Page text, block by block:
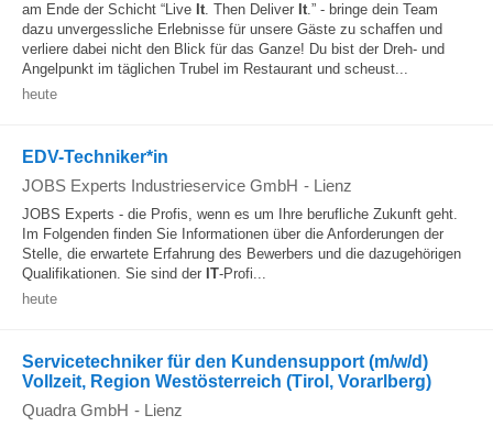
am Ende der Schicht “Live It. Then Deliver It.” - bringe dein Team
dazu unvergessliche Erlebnisse für unsere Gäste zu schaffen und
verliere dabei nicht den Blick für das Ganze! Du bist der Dreh- und
Angelpunkt im täglichen Trubel im Restaurant und scheust...
heute
EDV-Techniker*in
JOBS Experts Industrieservice GmbH - Lienz
JOBS Experts - die Profis, wenn es um Ihre berufliche Zukunft geht.
Im Folgenden finden Sie Informationen über die Anforderungen der
Stelle, die erwartete Erfahrung des Bewerbers und die dazugehörigen
Qualifikationen. Sie sind der IT-Profi...
heute
Servicetechniker für den Kundensupport (m/w/d)
Vollzeit, Region Westösterreich (Tirol, Vorarlberg)
Quadra GmbH - Lienz